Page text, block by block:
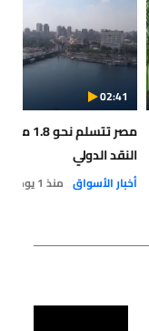
02:41
مصر
النقد الدولي
أخبار الأسواق منذ 1 يوم